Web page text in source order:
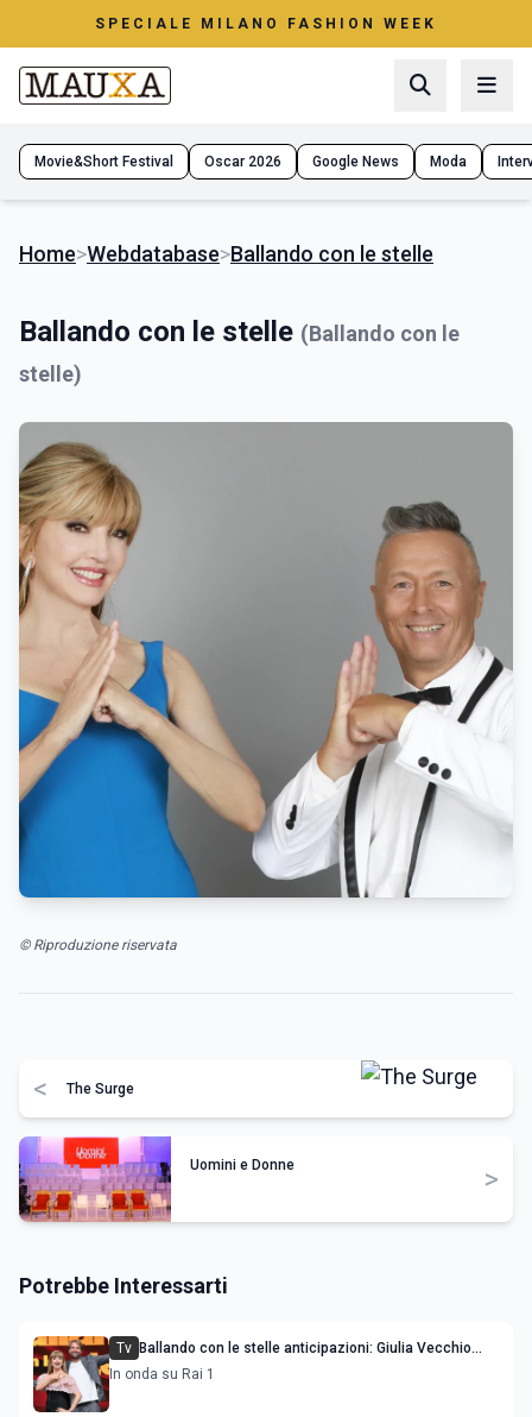
SPECIALE MILANO FASHION WEEK
Movie&Short Festival Oscar 2026 Google News Moda
Home>Webdatabase>Ballando con le stelle
Ballando con le stelle (Ballando con le
stelle)
© Riproduzione riservata
< The Surge
Uomini e Donne >
Potrebbe Interessarti
Tv Ballando con le stelle anticipazioni: Giulia Vecchio
come Milly ballerina per una notte
In onda su Rai 1